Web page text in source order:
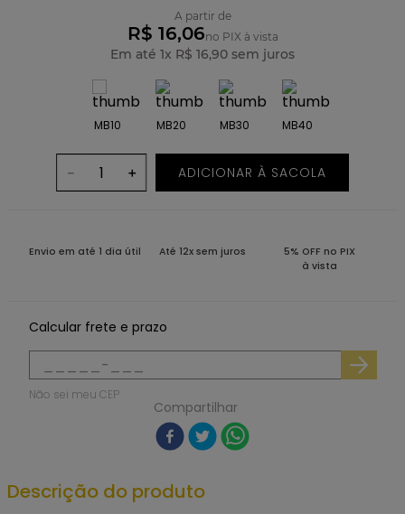
A partir de
R$ 16,06no PIX à vista
Em até 1x R$ 16,90 sem juros
MB10 MB20 MB30 MB40
＋
－ ADICIONAR À SACOLA
Envio em até 1 dia útil Até 12x sem juros
5% OFF no PIX
à vista
Calcular frete e prazo
Não sei meu CEP
Compartilhar
Descrição do produto